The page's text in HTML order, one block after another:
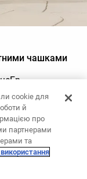
чашками
бікіні з
швами
до кошика
cookie для
й
про
партнерами
та